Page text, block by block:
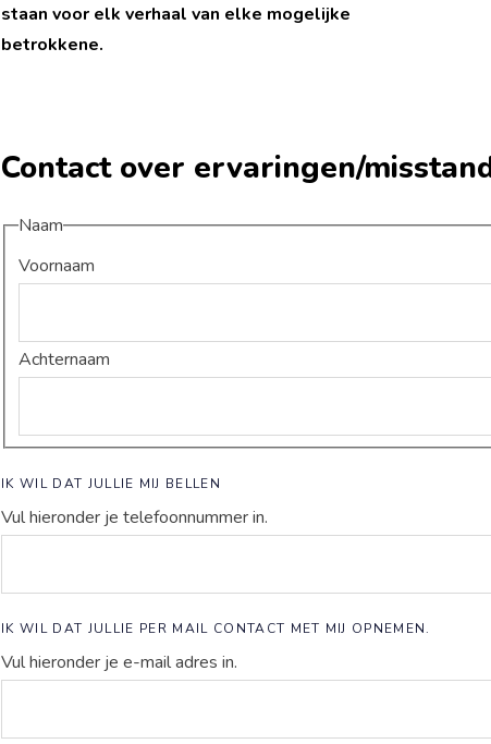
staan voor elk verhaal van elke mogelijke
betrokkene.
Contact over ervaringen/
Naam
Voornaam
Achternaam
IK WIL DAT JULLIE MIJ BELLEN
Vul hieronder je telefoonnummer in.
IK WIL DAT JULLIE PER MAIL CONTACT MET MIJ OPNEMEN.
Vul hieronder je e-mail adres in.